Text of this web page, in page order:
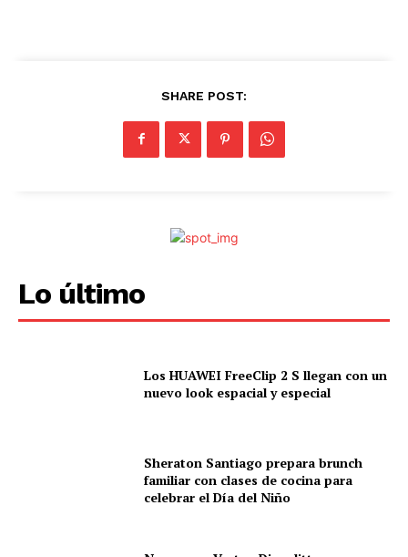
SHARE POST:
Lo último
Los HUAWEI FreeClip 2 S llegan con un
nuevo look espacial y especial
Sheraton Santiago prepara brunch
familiar con clases de cocina para
celebrar el Día del Niño